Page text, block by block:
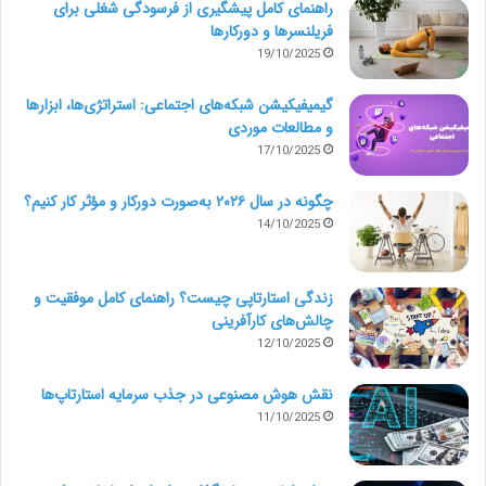
2. در رویدادهای مختلف شرکت کنید.
یکی از بهترین راه‌های آشنا شدن با افراد جدید، شرکت در
رویدادهای تخصصی است. بهتر است قبل از شرکت در
رویداد، دربارۀ سخنرانان و سازمان میزبان تحقیق کنید. شما با
معرفی خودتان به مدیران می‌توانید شانستان را برای پیدا
کردن مشتریان جدید افزایش دهید.
3. در فضاهای کاری اشتراکی حضور داشته
باشید.
فریلنسرها، دورکارها، کارآفرینان و شرکت‌های نوپا عاشق
پاتوق‌ها وفضاهای کار اشتراکی
می‌خواهد با افراد جدید آشنا شود و شبکه‌سازی کند،
راهنمای کامل پیشگیری از فرسودگی شغلی برای
فریلنسرها و دورکارها
19/10/2025
گیمیفیکیشن شبکه‌های اجتماعی: استراتژی‌ها، ابزارها
و مطالعات موردی
17/10/2025
چگونه در سال ۲۰۲۶ به‌صورت دورکار و مؤثر کار کنیم؟
14/10/2025
زندگی استارتاپی چیست؟ راهنمای کامل موفقیت و
چالش‌های کارآفرینی
12/10/2025
نقش هوش مصنوعی در جذب سرمایه استارتاپ‌ها
11/10/2025